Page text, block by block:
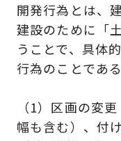
開発行為とは、
建設のために「
うことで、具体
行為のことである
（1）区画の変
幅も含む）、付